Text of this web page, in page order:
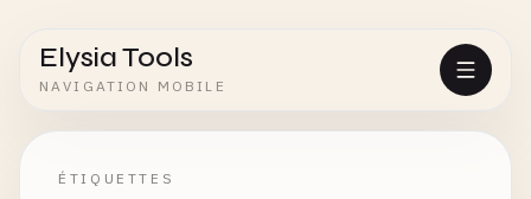
Elysia Tools
NAVIGATION MOBILE
ÉTIQUETTES